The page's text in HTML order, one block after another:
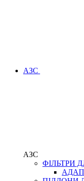
АЗС
АЗС
ФІЛЬТРИ